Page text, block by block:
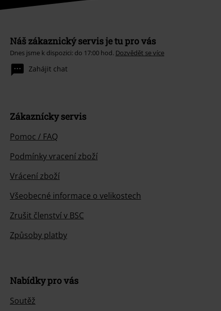
Náš zákaznický servis je tu pro vás
Dnes jsme k dispozici: do 17:00 hod. Dozvědět se více
Zahájit chat
Zákaznícky servis
Pomoc / FAQ
Podmínky vracení zboží
Vrácení zboží
Všeobecné informace o velikostech
Zrušit členství v BSC
Způsoby platby
Nabídky pro vás
Soutěž